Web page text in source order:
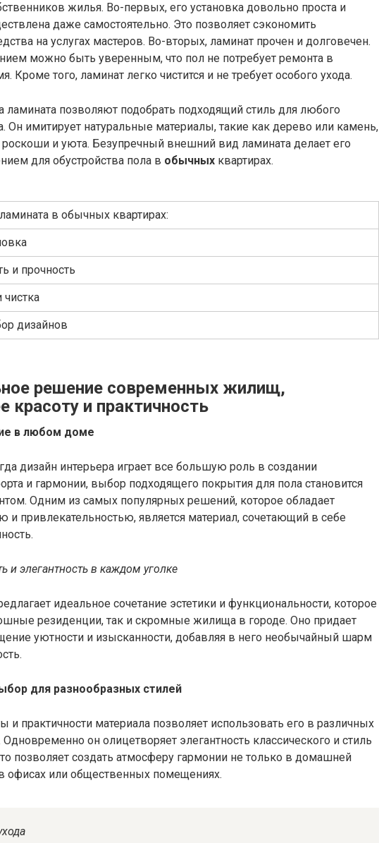
жилья. Во-первых, его установка довольно проста и
даже самостоятельно. Это позволяет сэкономить
на услугах мастеров. Во-вторых, ламинат прочен и долговечен.
можно быть уверенным, что пол не потребует ремонта в
Кроме того, ламинат легко чистится и не требует особого ухода.
ламината позволяют подобрать подходящий стиль для любого
Он имитирует натуральные материалы, такие как дерево или камень,
и уюта. Безупречный внешний вид ламината делает его
для обустройства пола в обычных квартирах.
в обычных квартирах:
и прочность
дизайнов
решение современных жилищ,
красоту и практичность
в любом доме
дизайн интерьера играет все большую роль в создании
и гармонии, выбор подходящего покрытия для пола становится
Одним из самых популярных решений, которое обладает
и привлекательностью, является материал, сочетающий в себе
и элегантность в каждом уголке
идеальное сочетание эстетики и функциональности, которое
резиденции, так и скромные жилища в городе. Оно придает
уютности и изысканности, добавляя в него необычайный шарм
для разнообразных стилей
и практичности материала позволяет использовать его в различных
Одновременно он олицетворяет элегантность классического и стиль
позволяет создать атмосферу гармонии не только в домашней
офисах или общественных помещениях.